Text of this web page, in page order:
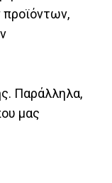
Παράλληλα,
μας